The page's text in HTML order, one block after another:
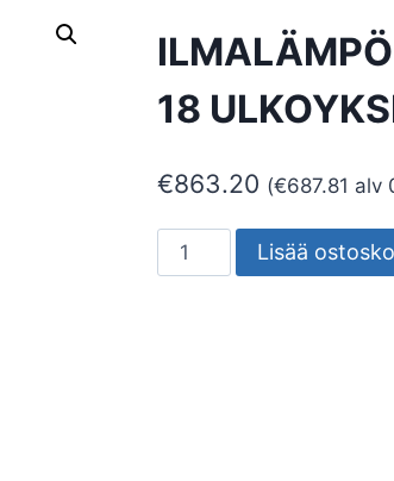
18
€863.20 (€687.81 alv
ILMALÄMPÖPUMPPU
MIDEA
Lisää